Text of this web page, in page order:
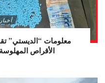
معلومات “الديستي”
الأقراص